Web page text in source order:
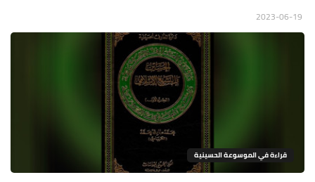
قراءة في الموسوعة الحسينية